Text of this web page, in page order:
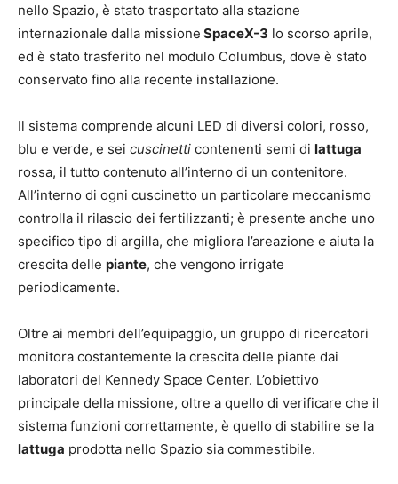
nello Spazio, è stato trasportato alla stazione
internazionale dalla missione SpaceX-3 lo scorso aprile,
ed è stato trasferito nel modulo Columbus, dove è stato
conservato fino alla recente installazione.
Il sistema comprende alcuni LED di diversi colori, rosso,
blu e verde, e sei cuscinetti contenenti semi di lattuga
rossa, il tutto contenuto all’interno di un contenitore.
All’interno di ogni cuscinetto un particolare meccanismo
controlla il rilascio dei fertilizzanti; è presente anche uno
specifico tipo di argilla, che migliora l’areazione e aiuta la
crescita delle piante, che vengono irrigate
periodicamente.
Oltre ai membri dell’equipaggio, un gruppo di ricercatori
monitora costantemente la crescita delle piante dai
laboratori del Kennedy Space Center. L’obiettivo
principale della missione, oltre a quello di verificare che il
sistema funzioni correttamente, è quello di stabilire se la
lattuga prodotta nello Spazio sia commestibile.